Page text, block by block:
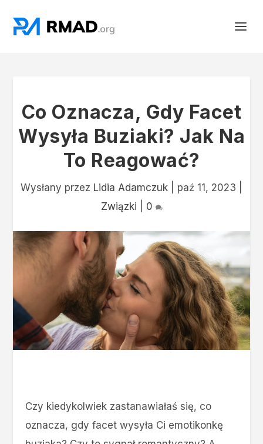
Co Oznacza, Gdy Facet
Wysyła Buziaki? Jak Na
To Reagować?
Wysłany przez Lidia Adamczuk paź 11, 2023
Związki
0
Czy kiedykolwiek zastanawiałaś się, co
oznacza, gdy facet wysyła Ci emotikonkę